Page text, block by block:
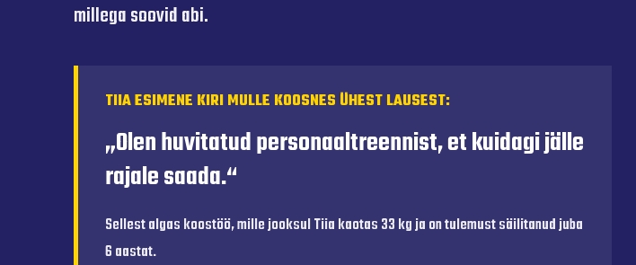
millega soovid abi.
TIIA ESIMENE KIRI MULLE KOOSNES ÜHEST LAUSEST:
„Olen huvitatud personaaltreennist, et kuidagi jälle
rajale saada.“
Sellest algas koostöö, mille jooksul Tiia kaotas 33 kg ja on tulemust säilitanud juba
6 aastat.